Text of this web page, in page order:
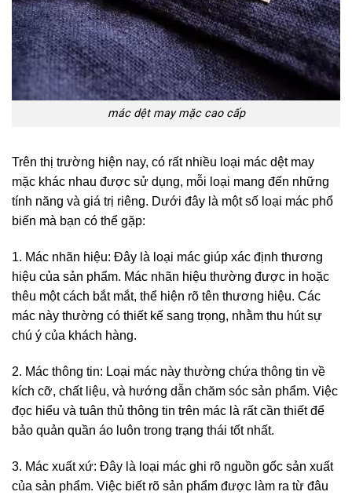
mác dệt may mặc cao cấp
Trên thị trường hiện nay, có rất nhiều loại mác dệt may
mặc khác nhau được sử dụng, mỗi loại mang đến những
tính năng và giá trị riêng. Dưới đây là một số loại mác phổ
biến mà bạn có thể gặp:
1. Mác nhãn hiệu: Đây là loại mác giúp xác định thương
hiệu của sản phẩm. Mác nhãn hiệu thường được in hoặc
thêu một cách bắt mắt, thể hiện rõ tên thương hiệu. Các
mác này thường có thiết kế sang trọng, nhằm thu hút sự
chú ý của khách hàng.
2. Mác thông tin: Loại mác này thường chứa thông tin về
kích cỡ, chất liệu, và hướng dẫn chăm sóc sản phẩm. Việc
đọc hiểu và tuân thủ thông tin trên mác là rất cần thiết để
bảo quản quần áo luôn trong trạng thái tốt nhất.
3. Mác xuất xứ: Đây là loại mác ghi rõ nguồn gốc sản xuất
của sản phẩm. Việc biết rõ sản phẩm được làm ra từ đâu